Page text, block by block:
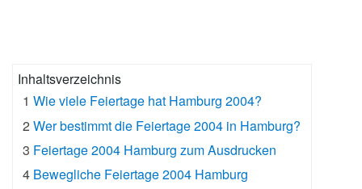
Inhaltsverzeichnis
1 Wie viele Feiertage hat Hamburg 2004?
2 Wer bestimmt die Feiertage 2004 in Hamburg?
3 Feiertage 2004 Hamburg zum Ausdrucken
4 Bewegliche Feiertage 2004 Hamburg